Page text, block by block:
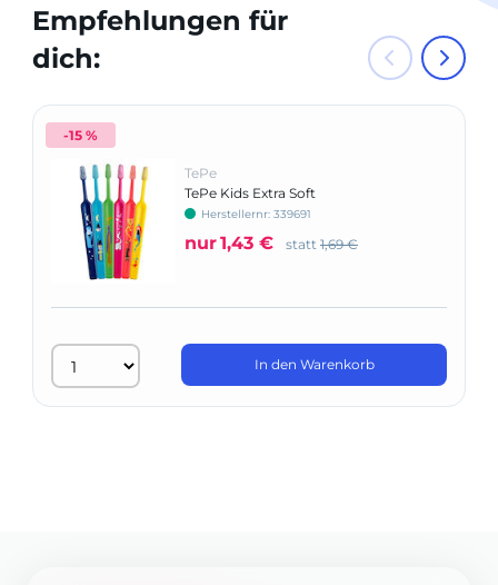
Empfehlungen für
dich:
-15 %
TePe
TePe Kids Extra Soft
Herstellernr: 339691
nur1,43 € statt 1,69 €
In den Warenkorb